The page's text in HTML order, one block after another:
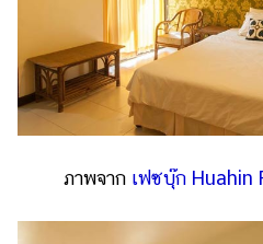
ภาพจาก เฟซบุ๊ก Huahin